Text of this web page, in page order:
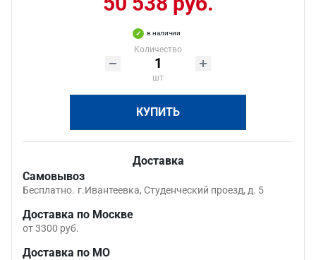
в наличии
Количество
шт
КУПИТЬ
Доставка
Самовывоз
Бесплатно. г.Ивантеевка, Студенческий проезд, д. 5
Доставка по Москве
от 3300 руб.
Доставка по МО